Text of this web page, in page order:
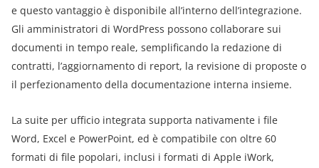
e questo vantaggio è disponibile all’interno dell’integrazione.
Gli amministratori di WordPress possono collaborare sui
documenti in tempo reale, semplificando la redazione di
contratti, l’aggiornamento di report, la revisione di proposte o
il perfezionamento della documentazione interna insieme.
La suite per ufficio integrata supporta nativamente i file
Word, Excel e PowerPoint, ed è compatibile con oltre 60
formati di file popolari, inclusi i formati di Apple iWork,